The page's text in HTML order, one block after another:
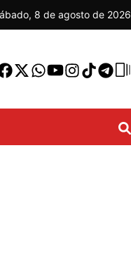
8 de agosto de 2026